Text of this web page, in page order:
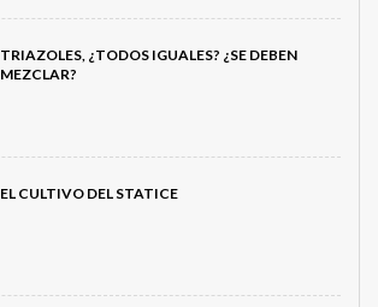
TRIAZOLES, ¿TODOS IGUALES? ¿SE DEBEN
MEZCLAR?
EL CULTIVO DEL STATICE